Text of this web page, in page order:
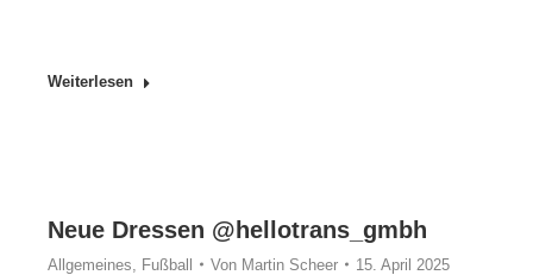
Weiterlesen
Neue Dressen @hellotrans_gmbh
Allgemeines Fußball Von Martin Scheer 15. April 2025